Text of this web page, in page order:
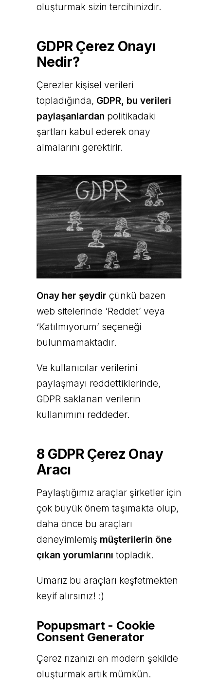
oluşturmak sizin tercihinizdir.
GDPR Çerez Onayı
Nedir?
Çerezler kişisel verileri
topladığında, GDPR, bu verileri
paylaşanlardan politikadaki
şartları kabul ederek onay
almalarını gerektirir.
Onay her şeydir çünkü bazen
web sitelerinde ‘Reddet’ veya
‘Katılmıyorum’ seçeneği
bulunmamaktadır.
Ve kullanıcılar verilerini
paylaşmayı reddettiklerinde,
GDPR saklanan verilerin
kullanımını reddeder.
8 GDPR Çerez Onay
Aracı
Paylaştığımız araçlar şirketler için
çok büyük önem taşımakta olup,
daha önce bu araçları
deneyimlemiş müşterilerin öne
çıkan yorumlarını topladık.
Umarız bu araçları keşfetmekten
keyif alırsınız! :)
Popupsmart - Cookie
Consent Generator
Çerez rızanızı en modern şekilde
oluşturmak artık mümkün.